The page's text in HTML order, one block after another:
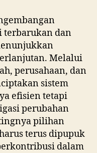
terbarukan dan
Melalui
perusahaan, dan
sistem
efisien tetapi
perubahan
pilihan
terus dipupuk
dalam